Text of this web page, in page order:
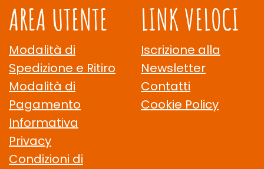
AREA UTENTE
Modalità di
Spedizione e Ritiro
Modalità di
Pagamento
Informativa
Privacy
Condizioni di
LINK VELOCI
Iscrizione alla
Newsletter
Contatti
Cookie Policy